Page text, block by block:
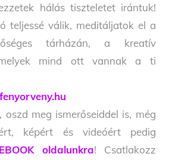
hálás tiszteletet irántuk!
teljessé válik, meditáljatok el a
tárházán, a kreatív
mind ott vannak a ti
meg ismerőseiddel is, még
képért és videóért pedig
oldalunkra! Csatlakozz